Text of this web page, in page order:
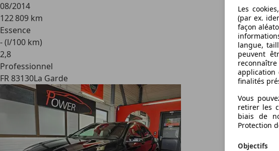
08/2014
122 809 km
Essence
- (l/100 km)
2,8
Professionnel
FR 83130La Garde
Les
(par ex.
façon
langue,
peuvent
application
finalités
Vous
retirer les
biais de
Protection
Objectifs